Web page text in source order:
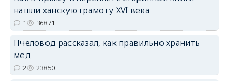
erid: 2SDnjdPjgYS
нашли ханскую грамоту XVI века
1 36871
Пчеловод рассказал, как правильно хранить
мёд
2 23850